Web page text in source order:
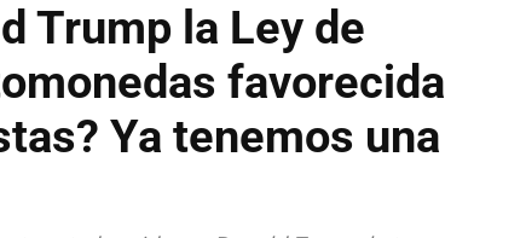
Trump la Ley de
favorecida
Ya tenemos una